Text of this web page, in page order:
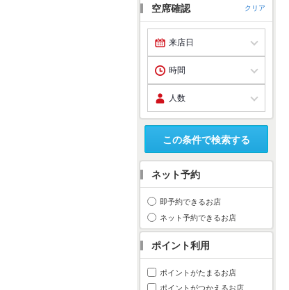
空席確認 クリア
この条件で検索する
ネット予約
即予約できるお店
ネット予約できるお店
ポイント利用
ポイントがたまるお店
ポイントがつかえるお店